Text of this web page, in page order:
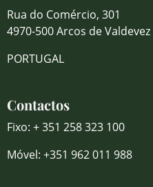
Rua do Comércio, 301
4970-500 Arcos de Valdevez
PORTUGAL
Contactos
Fixo: + 351 258 323 100
Móvel: +351 962 011 988